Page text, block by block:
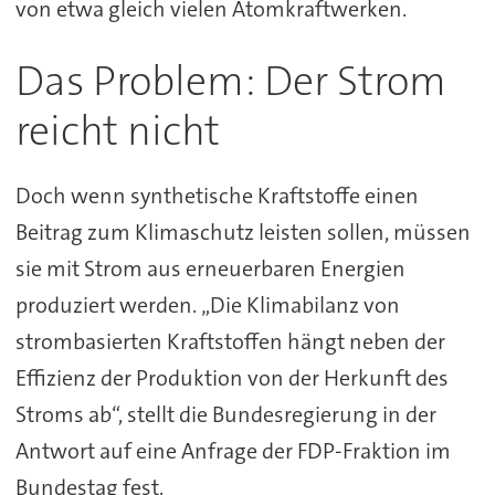
von etwa gleich vielen Atomkraftwerken.
Das Problem: Der Strom
reicht nicht
Doch wenn synthetische Kraftstoffe einen
Beitrag zum Klimaschutz leisten sollen, müssen
sie mit Strom aus erneuerbaren Energien
produziert werden. „Die Klimabilanz von
strombasierten Kraftstoffen hängt neben der
Effizienz der Produktion von der Herkunft des
Stroms ab“, stellt die Bundesregierung in der
Antwort auf eine Anfrage der FDP-Fraktion im
Bundestag fest.